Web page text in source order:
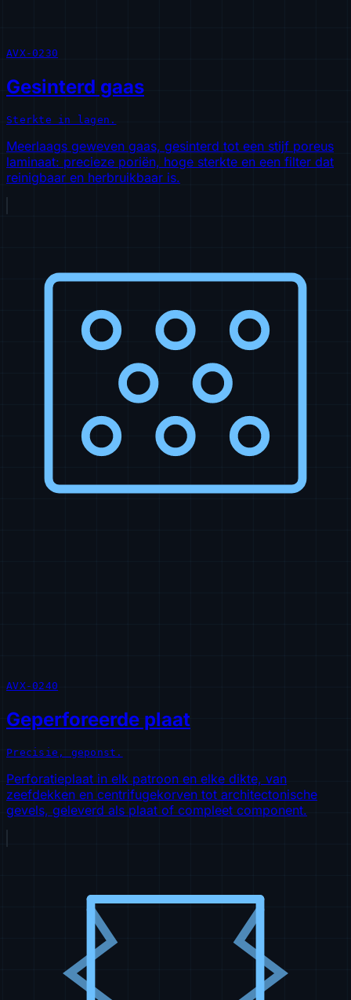
AVX-0230
Gesinterd gaas
Sterkte in lagen.
Meerlaags geweven gaas, gesinterd tot een stijf poreus
laminaat: precieze poriën, hoge sterkte en een filter dat
reinigbaar en herbruikbaar is.
AVX-0240
Geperforeerde plaat
Precisie, geponst.
Perforatieplaat in elk patroon en elke dikte, van
zeefdekken en centrifugekorven tot architectonische
gevels, geleverd als plaat of compleet component.